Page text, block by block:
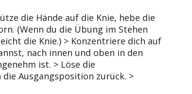
die Hände auf die Knie, hebe die
(Wenn du die Übung im Stehen
die Knie.) > Konzentriere dich auf
nach innen und oben in den
ist. > Löse die
Ausgangsposition zurück. >